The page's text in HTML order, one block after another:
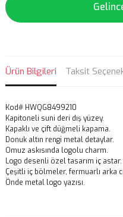
Ürün Bilgileri Taksit
Kod# HWQG8499210
Kapitoneli suni deri dış yüzey.
Kapaklı ve çift düğmeli kapama.
Donuk altın rengi metal detaylar.
Omuz askısında logolu charm.
Logo desenli özel tasarım iç astar.
Çeşitli iç bölmeler, fermuarlı arka
Önde metal logo yazısı.